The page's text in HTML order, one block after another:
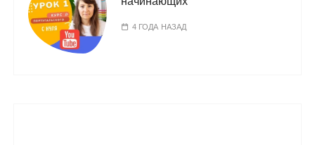
4 ГОДА НАЗАД